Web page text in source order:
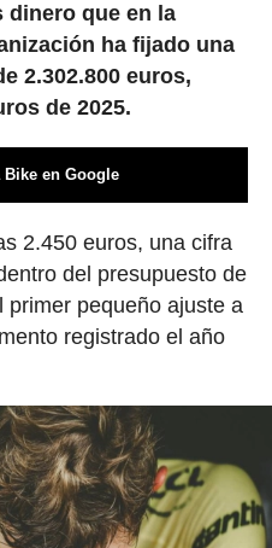
dinero que en la
ha fijado una
2.302.800 euros,
de 2025.
en Google
2.450 euros, una cifra
del presupuesto de
primer pequeño ajuste a
registrado el año